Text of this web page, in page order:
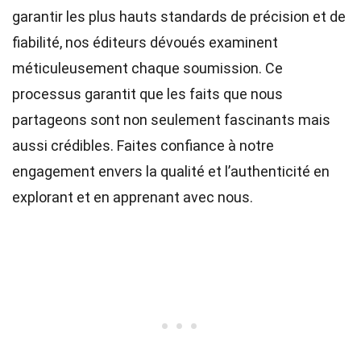
garantir les plus hauts standards de précision et de
fiabilité, nos éditeurs dévoués examinent
méticuleusement chaque soumission. Ce
processus garantit que les faits que nous
partageons sont non seulement fascinants mais
aussi crédibles. Faites confiance à notre
engagement envers la qualité et l’authenticité en
explorant et en apprenant avec nous.